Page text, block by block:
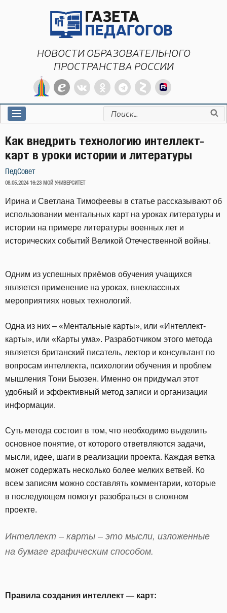
НОВОСТИ ОБРАЗОВАТЕЛЬНОГО
ПРОСТРАНСТВА РОССИИ
Искать:
Как внедрить технологию интеллект-
карт в уроки истории и литературы
ПедСовет
ОПУБЛИКОВАНО
08.05.2024 16:23 МОЙ УНИВЕРСИТЕТ
Ирина и Светлана Тимофеевы в статье рассказывают об
использовании ментальных карт на уроках литературы и
истории на примере литературы военных лет и
исторических событий Великой Отечественной войны.
Одним из успешных приёмов обучения учащихся
является применение на уроках, внеклассных
мероприятиях новых технологий.
Одна из них – «Ментальные карты», или «Интеллект-
карты», или «Карты ума». Разработчиком этого метода
является британский писатель, лектор и консультант по
вопросам интеллекта, психологии обучения и проблем
мышления Тони Бьюзен. Именно он придумал этот
удобный и эффективный метод записи и организации
информации.
Суть метода состоит в том, что необходимо выделить
основное понятие, от которого ответвляются задачи,
мысли, идее, шаги в реализации проекта. Каждая ветка
может содержать несколько более мелких ветвей. Ко
всем записям можно составлять комментарии, которые
в последующем помогут разобраться в сложном
проекте.
Интеллект – карты – это мысли, изложенные
на бумаге графическим способом.
Правила создания интеллект — карт: